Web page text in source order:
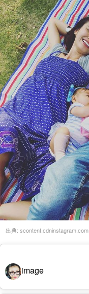
出典: scontent.cdninstagram.com
image